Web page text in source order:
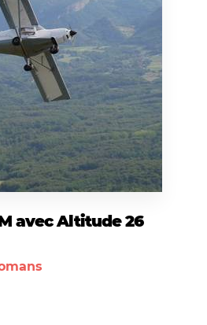
avec Altitude 26